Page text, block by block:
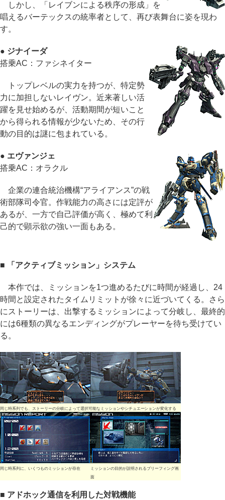
しかし、「レイブンによる秩序の形成」を
唱えるバーテックスの統率者として、再び表舞台に姿を現わ
す。
● ジナイーダ
搭乗AC：ファシネイター
トップレベルの実力を持つが、特定勢
力に加担しないレイヴン。近来著しい活
躍を見せ始めるが、活動期間が短いこと
から得られる情報が少ないため、その行
動の目的は謎に包まれている。
● エヴァンジェ
搭乗AC：オラクル
企業の連合統治機構“アライアンス”の戦
術部隊司令官。作戦能力の高さには定評が
あるが、一方で自己評価が高く、極めて利
己的で顕示欲の強い一面もある。
■ 「アクティブミッション」システム
本作では、ミッションを1つ進めるたびに時間が経過し、24
時間と設定されたタイムリミットが徐々に近づいてくる。さら
にストーリーは、出撃するミッションによって分岐し、最終的
には6種類の異なるエンディングがプレーヤーを待ち受けてい
る。
同じ時系列でも、ストーリーの分岐によって選択可能なミッションやシチュエーションが変化する
同じ時系列に、いくつものミッションが存在
ミッションの目的が説明されるブリーフィング画
面
■ アドホック通信を利用した対戦機能